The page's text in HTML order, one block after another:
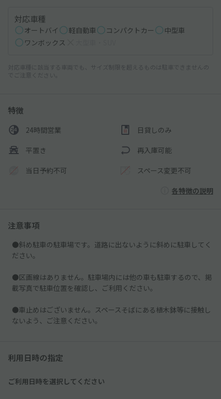
対応車種
オートバイ 軽自動車 コンパクトカー
中型車
ワンボックス
対応車種に該当する車両でも、サイズ制限を超えるものは駐車できませんの
でご注意ください。
特徴
24時間営業 日貸しのみ
平置き 再入庫可能
当日予約不可 スペース変更不可
各特徴の説明
注意事項
●斜め駐車の駐車場です。道路に出ないように斜めに駐車してく
ださい。
●区画線はありません。駐車場内には他の車も駐車するので、掲
載写真で駐車位置を確認し、ご利用ください。
●車止めはございません。スペースそばにある植木鉢等に接触し
ないよう、ご注意ください。
利用日時の指定
ご利用日時を選択してください